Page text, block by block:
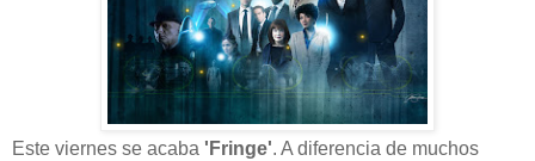
Este viernes se acaba 'Fringe'. A diferencia de muchos